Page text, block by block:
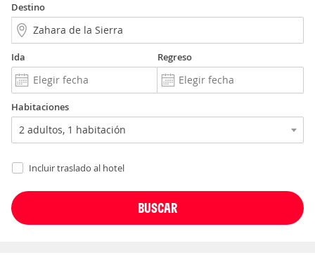
Destino
Ida Regreso
Habitaciones
Incluir traslado al hotel